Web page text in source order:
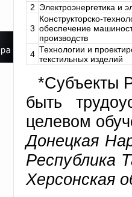
2 Электроэнергетика и
3
Конструкторско-
обеспечение
производств
4 Технологии и
текстильных изделий
*Субъекты
быть
целевом
Донецкая
Республика
Херсонская